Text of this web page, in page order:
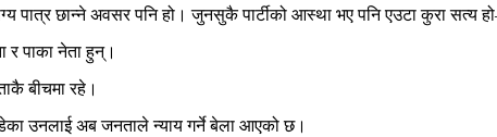
पात्र छान्ने अवसर पनि हो। जुनसुकै पार्टीको आस्था भए पनि एउटा कुरा सत्य
र पाका नेता हुन्।
बीचमा रहे।
उनलाई अब जनताले न्याय गर्ने बेला आएको छ।